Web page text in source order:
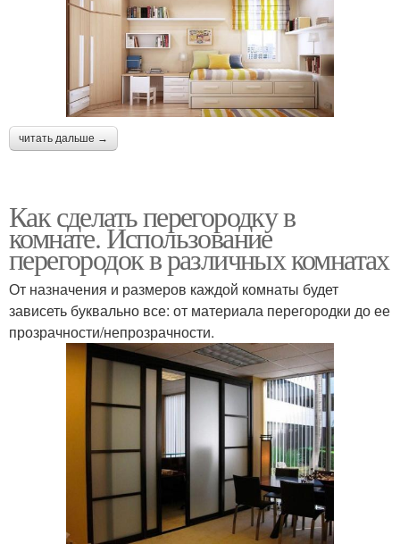
читать дальше →
Как сделать перегородку в
комнате. Использование
перегородок в различных комнатах
От назначения и размеров каждой комнаты будет
зависеть буквально все: от материала перегородки до ее
прозрачности/непрозрачности.